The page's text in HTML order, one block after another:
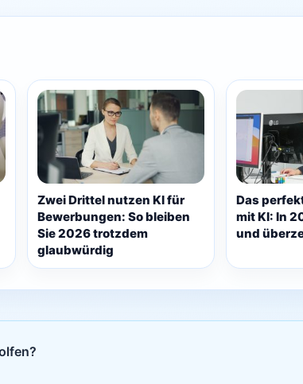
Zwei Drittel nutzen KI für
Bewerbungen: So bleiben
Sie 2026 trotzdem
glaubwürdig
Das
mit KI: In
und